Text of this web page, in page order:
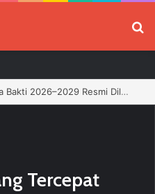
Tercepat